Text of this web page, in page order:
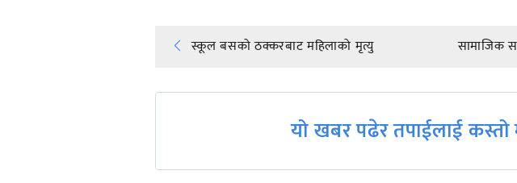
Post
navigation
स्कूल बसको ठक्करबाट महिलाको मृत्यु सामाजिक
यो खबर पढेर तपाईलाई